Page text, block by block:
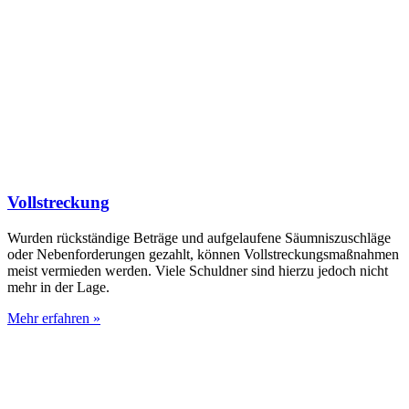
Vollstreckung
Wurden rückständige Beträge und aufgelaufene Säumniszuschläge
oder Nebenforderungen gezahlt, können Vollstreckungsmaßnahmen
meist vermieden werden. Viele Schuldner sind hierzu jedoch nicht
mehr in der Lage.
Mehr erfahren »